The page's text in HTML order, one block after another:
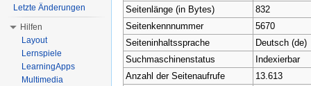
Seitenlänge (in Bytes)
832
Seitenkennnummer
5670
Seiteninhaltssprache
Deutsch (de)
Suchmaschinenstatus
Indexierbar
Anzahl der Seitenaufrufe
13.613
Letzte Änderungen
Hilfen
Layout
Lernspiele
LearningApps
Multimedia